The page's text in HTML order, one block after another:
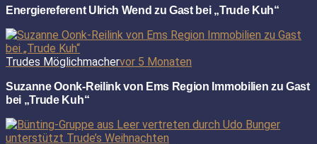
Energiereferent Ulrich Wend zu Gast bei „Trude Kuh“
Trudes Möglichmachervor 5 Monaten
Suzanne Oonk-Reilink von Ems Region Immobilien zu Gast
bei „Trude Kuh“